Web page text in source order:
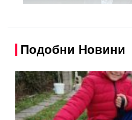
Подобни Новини